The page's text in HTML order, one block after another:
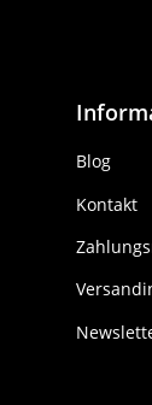
Blog
Kontakt